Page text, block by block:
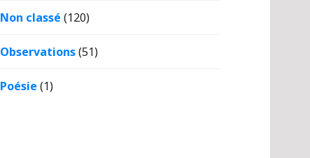
Non classé (120)
Observations(51)
Poésie (1)